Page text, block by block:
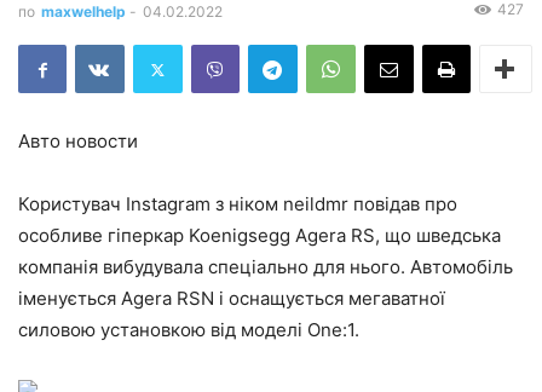
по maxwelhelp - 04.02.2022 427
Авто новости
Користувач Instagram з ніком neildmr повідав про
особливе гіперкар Koenigsegg Agera RS, що шведська
компанія вибудувала спеціально для нього. Автомобіль
іменується Agera RSN і оснащується мегаватної
силовою установкою від моделі One:1.